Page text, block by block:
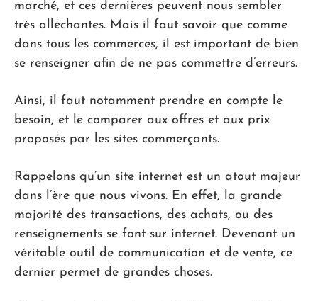
marché, et ces dernières peuvent nous sembler
très alléchantes. Mais il faut savoir que comme
dans tous les commerces, il est important de bien
se renseigner afin de ne pas commettre d’erreurs.
Ainsi, il faut notamment prendre en compte le
besoin, et le comparer aux offres et aux prix
proposés par les sites commerçants.
Rappelons qu’un site internet est un atout majeur
dans l’ère que nous vivons. En effet, la grande
majorité des transactions, des achats, ou des
renseignements se font sur internet. Devenant un
véritable outil de communication et de vente, ce
dernier permet de grandes choses.